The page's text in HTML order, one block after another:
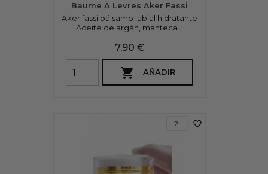
Baume À Levres Aker Fassi
Aker fassi bálsamo labial hidratante
Aceite de argán, manteca...
Precio
7,90 €
 AÑADIR
favorite_border
2